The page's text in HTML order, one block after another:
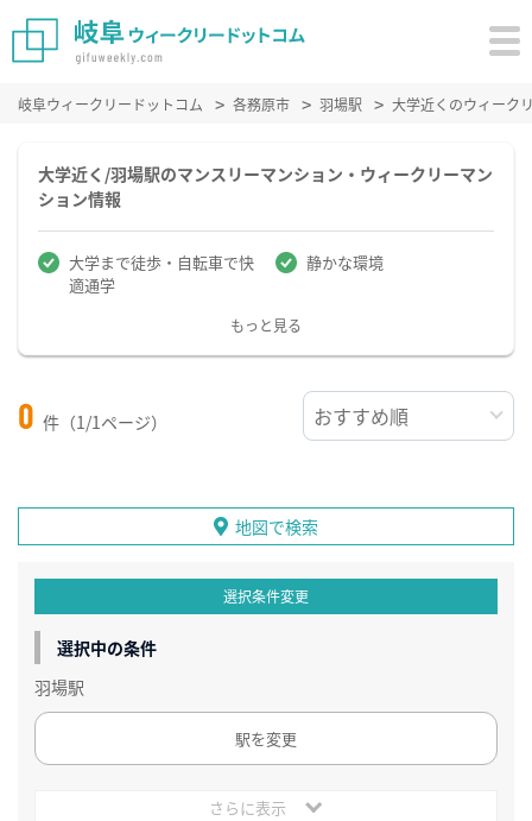
岐阜ウィークリードットコム 各務原市 羽場駅 大学近くのウィーク
大学近く/羽場駅のマンスリーマンション・ウィークリーマン
ション情報
大学まで徒歩・自転車で快
適通学
静かな環境
もっと見る
0 件（1/1ページ）
地図で検索
選択条件変更
選択中の条件
羽場駅
駅を変更
さらに表示